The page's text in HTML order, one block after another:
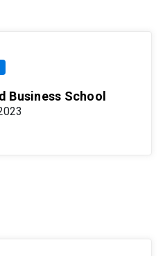
Business School